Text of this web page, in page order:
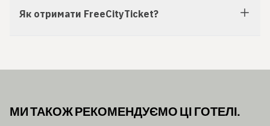
Як отримати FreeCityTicket?
МИ ТАКОЖ РЕКОМЕНДУЄМО ЦІ ГОТЕЛІ.